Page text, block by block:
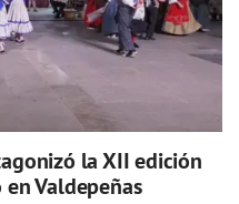
la XII edición
Valdepeñas